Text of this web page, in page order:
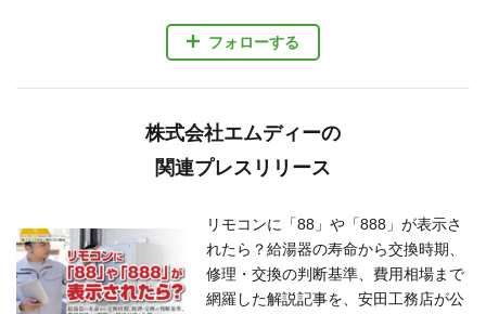
フォローする
株式会社エムディーの
関連プレスリリース
リモコンに「88」や「888」が表示さ
れたら？給湯器の寿命から交換時期、
修理・交換の判断基準、費用相場まで
網羅した解説記事を、安田工務店が公